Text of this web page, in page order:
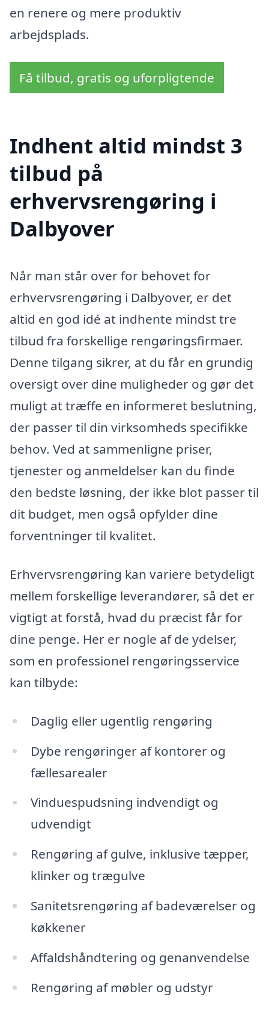
en renere og mere produktiv
arbejdsplads.
Få tilbud, gratis og uforpligtende
Indhent altid mindst 3
tilbud på
erhvervsrengøring i
Dalbyover
Når man står over for behovet for
erhvervsrengøring i Dalbyover, er det
altid en god idé at indhente mindst tre
tilbud fra forskellige rengøringsfirmaer.
Denne tilgang sikrer, at du får en grundig
oversigt over dine muligheder og gør det
muligt at træffe en informeret beslutning,
der passer til din virksomheds specifikke
behov. Ved at sammenligne priser,
tjenester og anmeldelser kan du finde
den bedste løsning, der ikke blot passer til
dit budget, men også opfylder dine
forventninger til kvalitet.
Erhvervsrengøring kan variere betydeligt
mellem forskellige leverandører, så det er
vigtigt at forstå, hvad du præcist får for
dine penge. Her er nogle af de ydelser,
som en professionel rengøringsservice
kan tilbyde:
Daglig eller ugentlig rengøring
Dybe rengøringer af kontorer og
fællesarealer
Vinduespudsning indvendigt og
udvendigt
Rengøring af gulve, inklusive tæpper,
klinker og trægulve
Sanitetsrengøring af badeværelser og
køkkener
Affaldshåndtering og genanvendelse
Rengøring af møbler og udstyr